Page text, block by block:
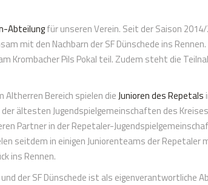
Abteilungfür unseren Verein. Seit der Saison
mit den Nachbarn der SF Dünschede ins
Krombacher Pils Pokal teil. Zudem steht die
Altherren Bereich spielen dieJunioren des Repetals
ältesten Jugendspielgemeinschaften des
Partner in der Repetaler-
seitdem in einigen Juniorenteams der Repetaler
ins Rennen.
der SF Dünschede ist als eigenverantwortliche